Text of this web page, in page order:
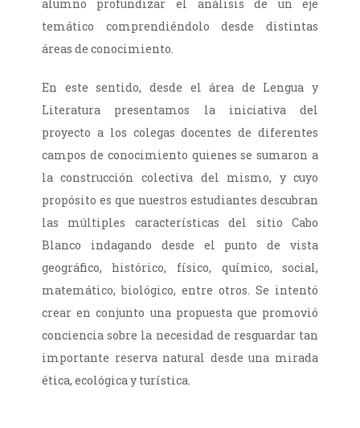
alumno profundizar el análisis de un eje
temático comprendiéndolo desde distintas
áreas de conocimiento.
En este sentido, desde el área de Lengua y
Literatura presentamos la iniciativa del
proyecto a los colegas docentes de diferentes
campos de conocimiento quienes se sumaron a
la construcción colectiva del mismo, y cuyo
propósito es que nuestros estudiantes descubran
las múltiples características del sitio Cabo
Blanco indagando desde el punto de vista
geográfico, histórico, físico, químico, social,
matemático, biológico, entre otros. Se intentó
crear en conjunto una propuesta que promovió
conciencia sobre la necesidad de resguardar tan
importante reserva natural desde una mirada
ética, ecológica y turística.